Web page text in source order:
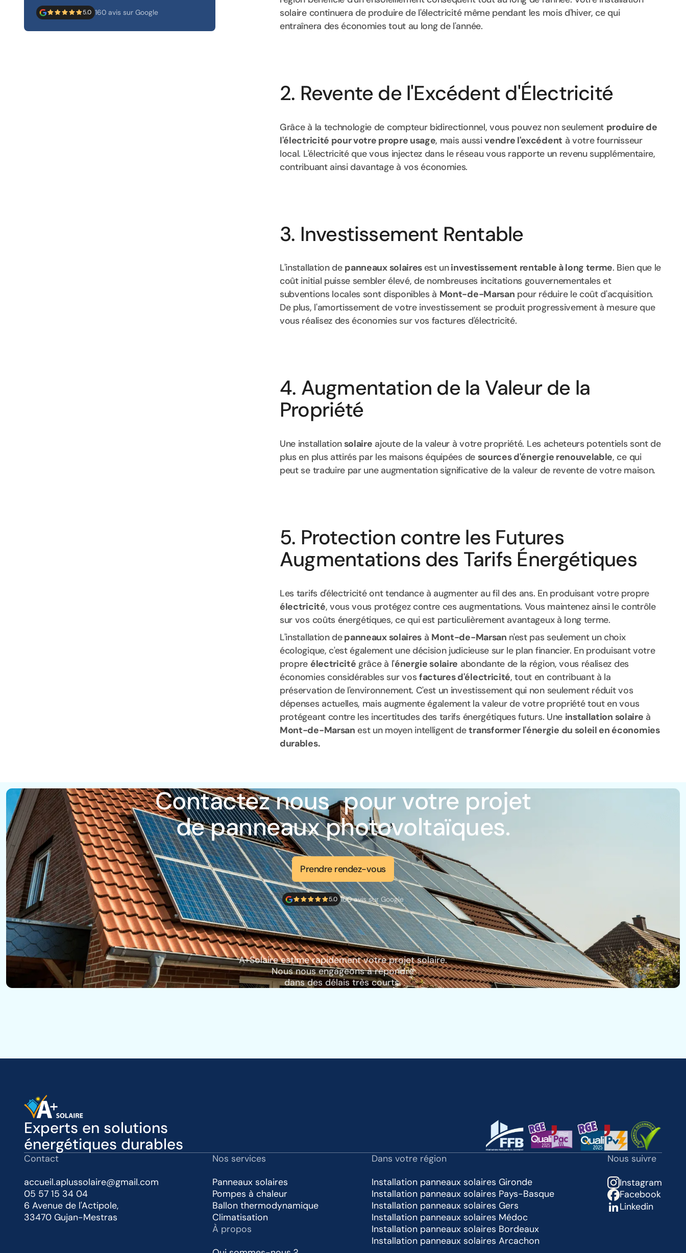
5.0 160 avis sur Google
solaire continuera de produire de l'électricité même pendant les mois d'hiver, ce qui
entraînera des économies tout au long de l'année.
2. Revente de l'Excédent d'Électricité
Grâce à la technologie de compteur bidirectionnel, vous pouvez non seulement produire de
l'électricité pour votre propre usage, mais aussivendre l'excédent à votre fournisseur
local. L'électricité que vous injectez dans le réseau vous rapporte un revenu supplémentaire,
contribuant ainsi davantage à vos économies.
3. Investissement Rentable
L'installation de panneaux solaires est uninvestissement rentable à long terme. Bien que le
coût initial puisse sembler élevé, de nombreuses incitations gouvernementales et
subventions locales sont disponibles à Mont-de-Marsan pour réduire le coût d'acquisition.
De plus, l'amortissement de votre investissement se produit progressivement à mesure que
vous réalisez des économies sur vos factures d'électricité.
4. Augmentation de la Valeur de la
Propriété
Une installationsolaire ajoute de la valeur à votre propriété. Les acheteurs potentiels sont de
plus en plus attirés par les maisons équipées de sources d'énergie renouvelable, ce qui
peut se traduire par une augmentation significative de la valeur de revente de votre maison.
5. Protection contre les Futures
Augmentations des Tarifs Énergétiques
Les tarifs d'électricité ont tendance à augmenter au fil des ans. En produisant votre propre
électricité, vous vous protégez contre ces augmentations. Vous maintenez ainsi le contrôle
sur vos coûts énergétiques, ce qui est particulièrement avantageux à long terme.
L'installation depanneaux solaires à Mont-de-Marsan n'est pas seulement un choix
écologique, c'est également une décision judicieuse sur le plan financier. En produisant votre
propre électricité grâce à l'énergie solaire abondante de la région, vous réalisez des
économies considérables sur vosfactures d'électricité, tout en contribuant à la
préservation de l'environnement. C'est un investissement qui non seulement réduit vos
dépenses actuelles, mais augmente également la valeur de votre propriété tout en vous
protégeant contre les incertitudes des tarifs énergétiques futurs. Une installation solaire à
Mont-de-Marsan est un moyen intelligent detransformer l'énergie du soleil en économies
durables.
Contactez nous pour votre projet
de panneaux photovoltaïques.
Prendre rendez-vous
5.0 160 avis sur Google
A+Solaire estime rapidement votre projet solaire.
Nous nous engageons à répondre
dans des délais très courts.
Experts en solutions
énergétiques durables
Contact
accueil.aplussolaire@gmail.com
05 57 15 34 04
6 Avenue de l'Actipole,
33470 Gujan-Mestras
Nos services
Panneaux solaires
Pompes à chaleur
Ballon thermodynamique
Climatisation
À propos
Dans votre région
Installation panneaux solaires Gironde
Installation panneaux solaires Pays-Basque
Installation panneaux solaires Gers
Installation panneaux solaires Médoc
Installation panneaux solaires Bordeaux
Installation panneaux solaires Arcachon
Nous suivre
Instagram
Facebook
Linkedin